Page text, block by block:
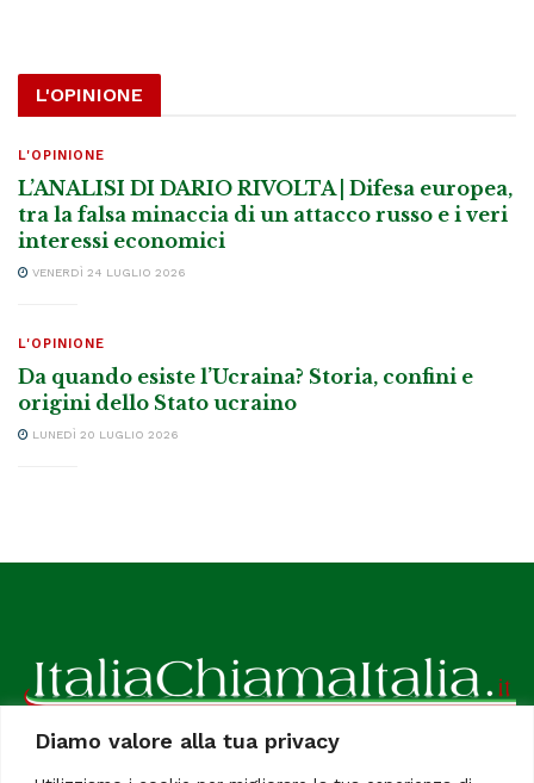
Diamo valore alla tua privacy
L'OPINIONE
L'OPINIONE
L’ANALISI DI DARIO RIVOLTA | Difesa europea,
tra la falsa minaccia di un attacco russo e i veri
interessi economici
VENERDÌ 24 LUGLIO 2026
L'OPINIONE
Da quando esiste l’Ucraina? Storia, confini e
origini dello Stato ucraino
LUNEDÌ 20 LUGLIO 2026